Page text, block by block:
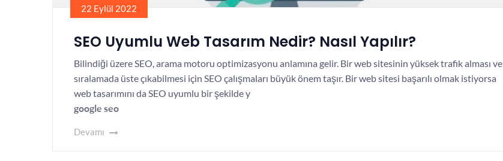
22 Eylül 2022
SEO Uyumlu Web Tasarım Nedir? Nasıl Yapılır?
Bilindiği üzere SEO, arama motoru optimizasyonu anlamına gelir. Bir web sitesinin yüksek trafik alması ve
sıralamada üste çıkabilmesi için SEO çalışmaları büyük önem taşır. Bir web sitesi başarılı olmak istiyorsa
web tasarımını da SEO uyumlu bir şekilde y
google seo
Devamı